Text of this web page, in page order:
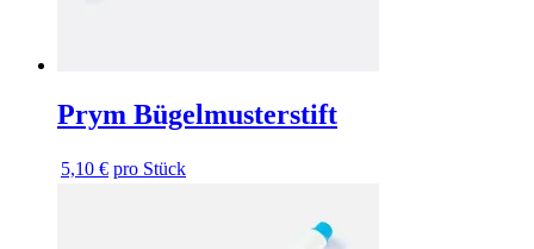
Prym Bügelmusterstift
5,10 € pro Stück